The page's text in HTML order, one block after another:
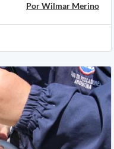
Por Wilmar Merino